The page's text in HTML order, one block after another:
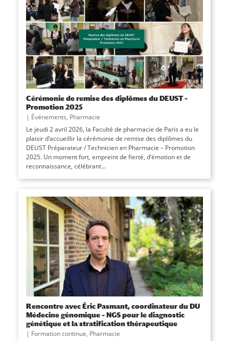
Cérémonie de remise des diplômes du DEUST –
Promotion 2025
| Événements, Pharmacie
Le jeudi 2 avril 2026, la Faculté de pharmacie de Paris a eu le
plaisir d’accueillir la cérémonie de remise des diplômes du
DEUST Préparateur / Technicien en Pharmacie – Promotion
2025. Un moment fort, empreint de fierté, d’émotion et de
reconnaissance, célébrant...
Rencontre avec Éric Pasmant, coordinateur du DU
Médecine génomique – NGS pour le diagnostic
génétique et la stratification thérapeutique
| Formation continue, Pharmacie